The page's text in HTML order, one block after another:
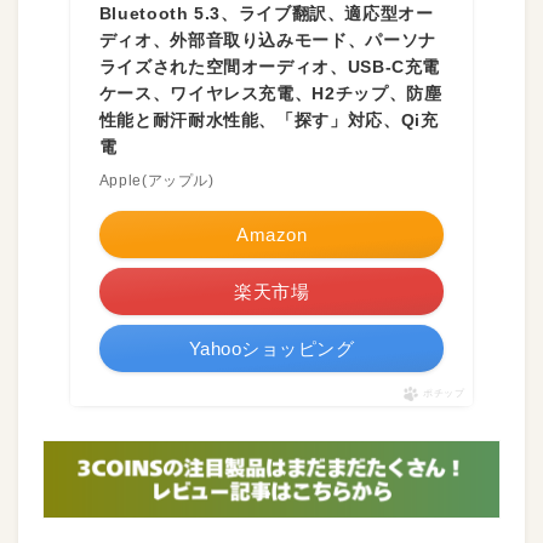
Bluetooth 5.3、ライブ翻訳、適応型オー
ディオ、外部音取り込みモード、パーソナ
ライズされた空間オーディオ、USB-C充電
ケース、ワイヤレス充電、H2チップ、防塵
性能と耐汗耐水性能、「探す」対応、Qi充
電
Apple(アップル)
Amazon
楽天市場
Yahooショッピング
ポチップ